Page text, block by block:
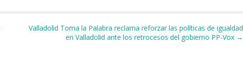
Valladolid Toma la Palabra reclama reforzar las políticas de igualdad
en Valladolid ante los retrocesos del gobierno PP-Vox →